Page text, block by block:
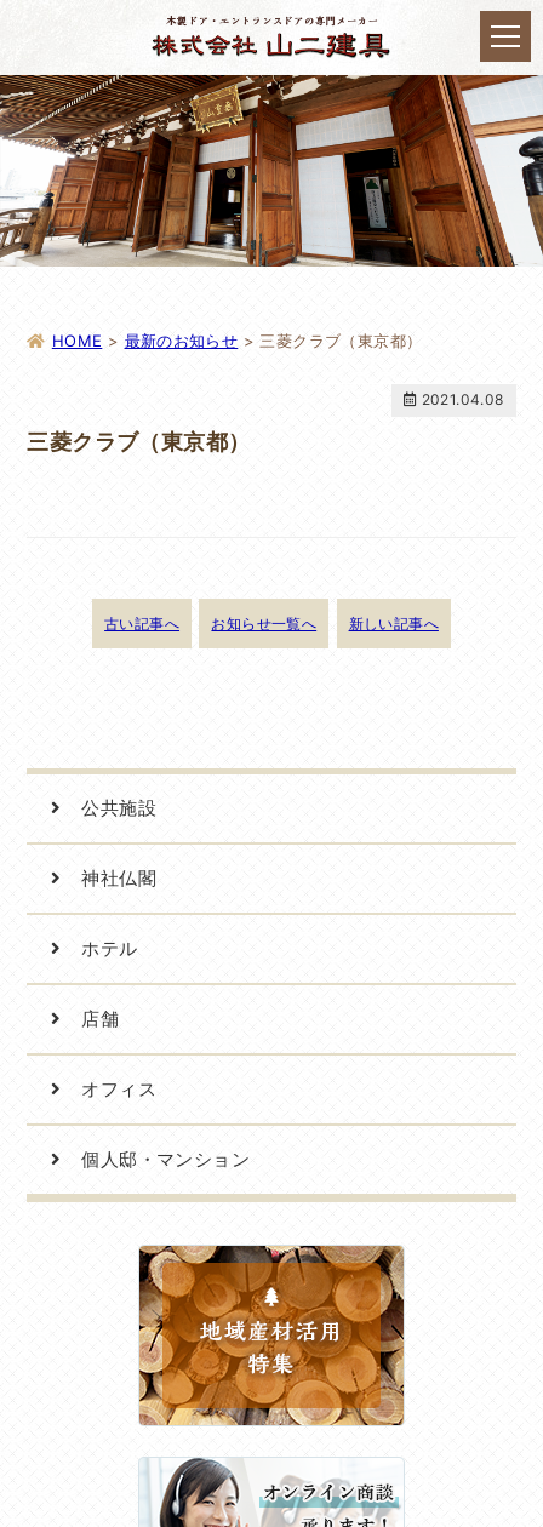
HOME > 最新のお知らせ > 三菱クラブ（東京都）
三菱クラブ（東京都）
2021.04.08
古い記事へ お知らせ一覧へ 新しい記事へ
公共施設
神社仏閣
ホテル
店舗
オフィス
個人邸・マンション